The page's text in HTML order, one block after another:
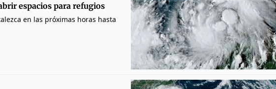
espacios para refugios
en las próximas horas hasta